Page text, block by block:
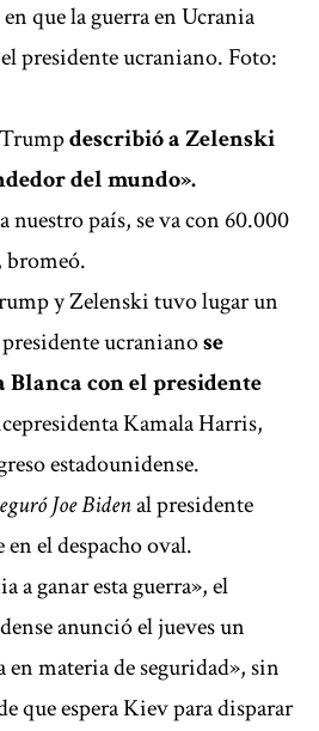
que la guerra en Ucrania
presidente ucraniano. Foto:
describió a Zelenski
del mundo».
nuestro país, se va con 60.000
bromeó.
y Zelenski tuvo lugar un
presidente ucranianose
Blanca con el presidente
Kamala Harris,
estadounidense.
Joe Bidenal presidente
el despacho oval.
a ganar esta guerra», el
anunció el jueves un
en materia de seguridad», sin
que espera Kiev para disparar